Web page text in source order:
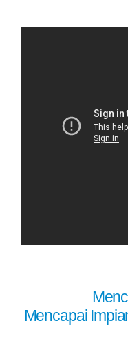
Mencapai